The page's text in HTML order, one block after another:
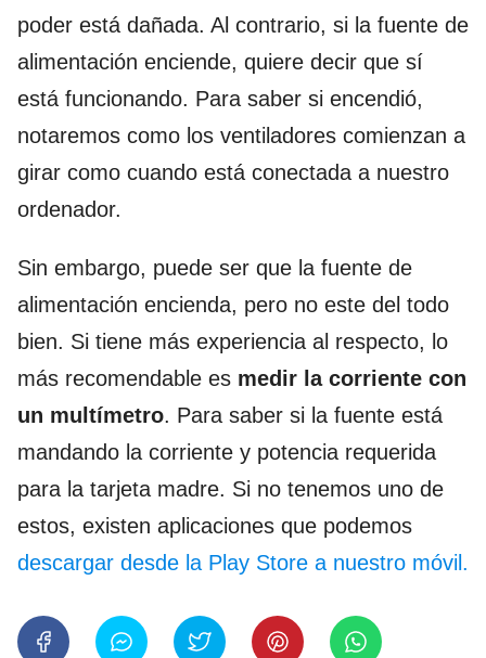
poder está dañada. Al contrario, si la fuente de
alimentación enciende, quiere decir que sí
está funcionando. Para saber si encendió,
notaremos como los ventiladores comienzan a
girar como cuando está conectada a nuestro
ordenador.
Sin embargo, puede ser que la fuente de
alimentación encienda, pero no este del todo
bien. Si tiene más experiencia al respecto, lo
más recomendable es medir la corriente con
un multímetro. Para saber si la fuente está
mandando la corriente y potencia requerida
para la tarjeta madre. Si no tenemos uno de
estos, existen aplicaciones que podemos
descargar desde la Play Store a nuestro móvil.